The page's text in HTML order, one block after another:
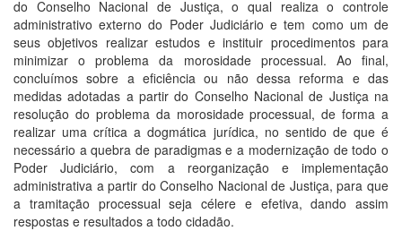
do Conselho Nacional de Justiça, o qual realiza o controle
administrativo externo do Poder Judiciário e tem como um de
seus objetivos realizar estudos e instituir procedimentos para
minimizar o problema da morosidade processual. Ao final,
concluímos sobre a eficiência ou não dessa reforma e das
medidas adotadas a partir do Conselho Nacional de Justiça na
resolução do problema da morosidade processual, de forma a
realizar uma crítica a dogmática jurídica, no sentido de que é
necessário a quebra de paradigmas e a modernização de todo o
Poder Judiciário, com a reorganização e implementação
administrativa a partir do Conselho Nacional de Justiça, para que
a tramitação processual seja célere e efetiva, dando assim
respostas e resultados a todo cidadão.